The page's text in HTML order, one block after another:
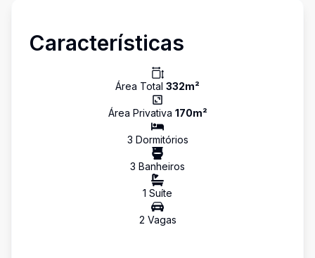
Características
Área Total 332m²
Área Privativa 170m²
3 Dormitórios
3 Banheiros
1 Suíte
2 Vagas